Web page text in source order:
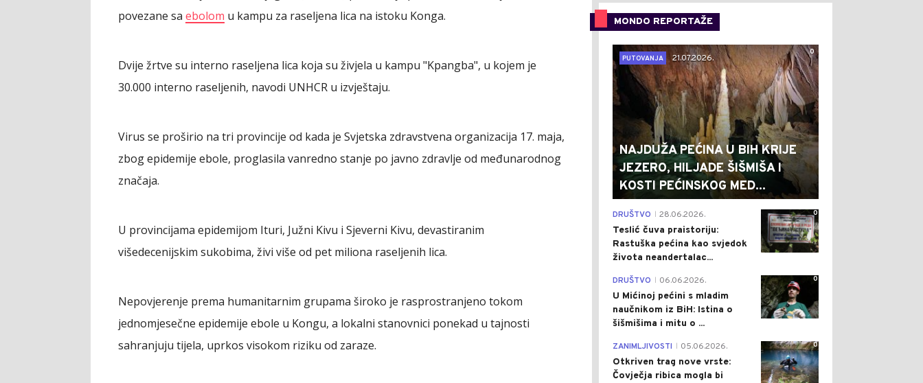
povezane sa ebolom u kampu za raseljena lica na istoku Konga.
Dvije žrtve su interno raseljena lica koja su živjela u kampu "Kpangba", u kojem je
30.000 interno raseljenih, navodi UNHCR u izvještaju.
Virus se proširio na tri provincije od kada je Svjetska zdravstvena organizacija 17. maja,
zbog epidemije ebole, proglasila vanredno stanje po javno zdravlje od međunarodnog
značaja.
U provincijama epidemijom Ituri, Južni Kivu i Sjeverni Kivu, devastiranim
višedecenijskim sukobima, živi više od pet miliona raseljenih lica.
Nepovjerenje prema humanitarnim grupama široko je rasprostranjeno tokom
jednomjesečne epidemije ebole u Kongu, a lokalni stanovnici ponekad u tajnosti
sahranjuju tijela, uprkos visokom riziku od zaraze.
MONDO REPORTAŽE
0
PUTOVANJA
21.07.2026.
NAJDUŽA PEĆINA U BIH KRIJE
JEZERO, HILJADE ŠIŠMIŠA I
KOSTI PEĆINSKOG MED...
0
DRUŠTVO 28.06.2026.
Teslić čuva praistoriju:
Rastuška pećina kao svjedok
života neandertalac...
0
DRUŠTVO 06.06.2026.
U Mićinoj pećini s mladim
naučnikom iz BiH: Istina o
šišmišima i mitu o ...
0
ZANIMLJIVOSTI 05.06.2026.
Otkriven trag nove vrste:
Čovječja ribica mogla bi